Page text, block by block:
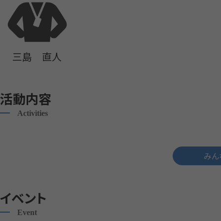
三島 直人
活動内容
Activities
み
イベント
Event